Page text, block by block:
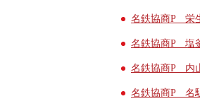
名鉄協商P 栄
名鉄協商P 塩
名鉄協商P 内
名鉄協商P 名